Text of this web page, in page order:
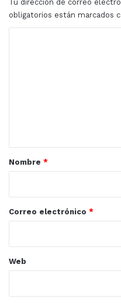
Tu dirección de correo
obligatorios están marcados
r
*
Nombre *
Correo electrónico *
Web